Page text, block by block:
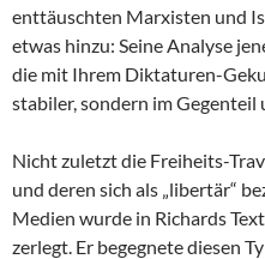
enttäuschten Marxisten und
etwas hinzu: Seine Analyse
die mit Ihrem Diktaturen-
stabiler, sondern im Gegenteil
Nicht zuletzt die Freiheits-
und deren sich als „libertär“
Medien wurde in Richards
zerlegt. Er begegnete diesen